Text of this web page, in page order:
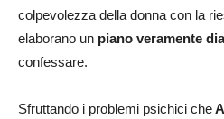
colpevolezza della donna con la
elaborano un piano veramente
confessare.
Sfruttando i problemi psichici che